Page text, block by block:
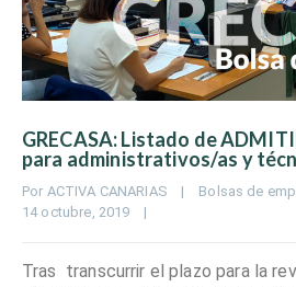
GRECASA: Listado de
para administrativos/as y
Por ACTIVA CANARIAS | Bolsas de
14 octubre, 2019 |
Tras transcurrir el plazo para la